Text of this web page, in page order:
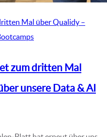
Mal über Qualidy –
zum dritten Mal
unsere Data & AI